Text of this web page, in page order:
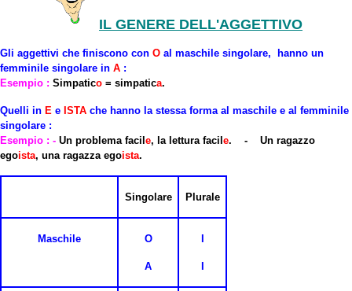
IL GENERE DELL'AGGETTIVO
Gli aggettivi che finiscono con O al maschile singolare, hanno un
femminile singolare in A :
Esempio : Simpatico = simpatica.
Quelli in E e ISTA che hanno la stessa forma al maschile e al femminile
singolare :
Esempio : - Un problema facil e, la lettura facil e. - Un ragazzo
egoista, una ragazza egoista.
Singolare Plurale
Maschile O
A